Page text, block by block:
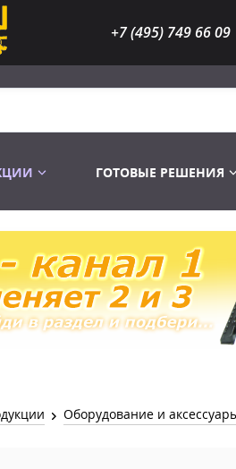
+7 (495) 749 66 09
Лампы
ГОТОВЫЕ РЕШЕНИЯ
Оборудование и